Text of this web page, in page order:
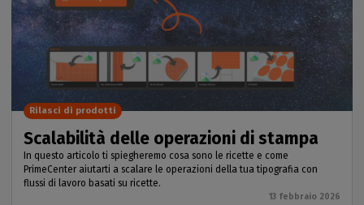
Scalabilità delle operazioni di stampa
In questo articolo ti spiegheremo cosa sono le ricette e come
PrimeCenter aiutarti a scalare le operazioni della tua tipografia con
flussi di lavoro basati su ricette.
13 febbraio 2026
Rilasci di prodotti